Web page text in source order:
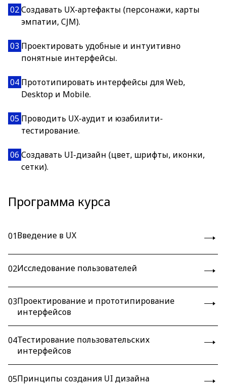
02Создавать UX-артефакты (персонажи, карты
эмпатии, CJM).
03 Проектировать удобные и интуитивно
понятные интерфейсы.
04 Прототипировать интерфейсы для Web,
Desktop и Mobile.
05 Проводить UX-аудит и юзабилити-
тестирование.
06 Создавать UI-дизайн (цвет, шрифты, иконки,
сетки).
Программа курса
01Введение в UX
02Исследование пользователей
03Проектирование и прототипирование
интерфейсов
04Тестирование пользовательских
интерфейсов
05Принципы создания UI дизайна